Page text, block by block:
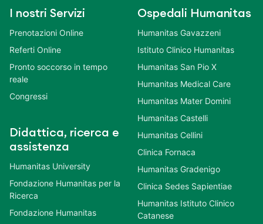
I nostri Servizi
Prenotazioni Online
Referti Online
Pronto soccorso in tempo
reale
Congressi
Didattica, ricerca e
assistenza
Humanitas University
Fondazione Humanitas per la
Ricerca
Fondazione Humanitas
Ospedali Humanitas
Humanitas Gavazzeni
Istituto Clinico Humanitas
Humanitas San Pio X
Humanitas Medical Care
Humanitas Mater Domini
Humanitas Castelli
Humanitas Cellini
Clinica Fornaca
Humanitas Gradenigo
Clinica Sedes Sapientiae
Humanitas Istituto Clinico
Catanese